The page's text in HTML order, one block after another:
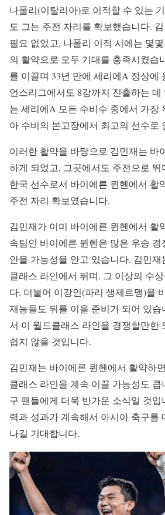
나폴리(이탈리아)로 이적할 수 있는
도 그는 주전 자리를 확보했습니다.
필요 없었고, 나폴리 이적 시에는 몇
의 활약으로 모두 기대를 충족시켰습
를 이끌며 33년 만에 세리에A 정상에
언스리그에서도 8강까지 진출하는
는 세리에A 모든 수비수 중에서 가장
아 수비의 본고장에서 최고의 선수로
이러한 활약을 바탕으로 김민재는 바
하게 되었고, 그곳에서도 주전으로
한국 선수로서 바이에른 뮌헨에서 활
주전 자리 확보였습니다.
김민재가 이미 바이에른 뮌헨에서 활
속팀인 바이에른 뮌헨은 많은 우승
안을 가능성을 안고 있습니다. 김민
클래스 라인에서 뛰며, 그 이상의 수
다. 더불어 이강인(파리 생제르맹)을
재능들도 뒤를 이을 준비가 되어 있습
서 이 월드클래스 라인을 경쟁할만한
쉽지 않을 것입니다.
김민재는 바이에른 뮌헨에서 활약하
클래스 라인을 계속 이끌 가능성도
구 팬들에게 더욱 반가운 소식일 것
력과 성과가 계속해서 아시아 축구를
나길 기대합니다.